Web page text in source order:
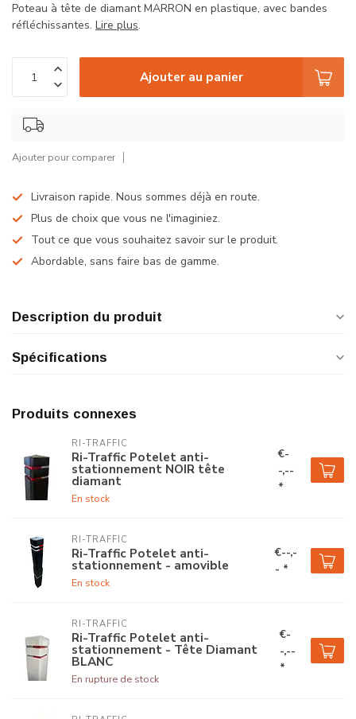
Poteau à tête de diamant MARRON en plastique, avec bandes
réfléchissantes. Lire plus.
Ajouter au panier
Ajouter pour comparer
Livraison rapide. Nous sommes déjà en route.
Plus de choix que vous ne l'imaginiez.
Tout ce que vous souhaitez savoir sur le produit.
Abordable, sans faire bas de gamme.
Description du produit
Spécifications
Produits connexes
RI-TRAFFIC
Ri-Traffic Potelet anti-
stationnement NOIR tête
diamant
En stock
€-
-,--
*
RI-TRAFFIC
Ri-Traffic Potelet anti-
stationnement - amovible
En stock
€--,-
- *
RI-TRAFFIC
Ri-Traffic Potelet anti-
stationnement - Tête Diamant
BLANC
En rupture de stock
€-
-,--
*